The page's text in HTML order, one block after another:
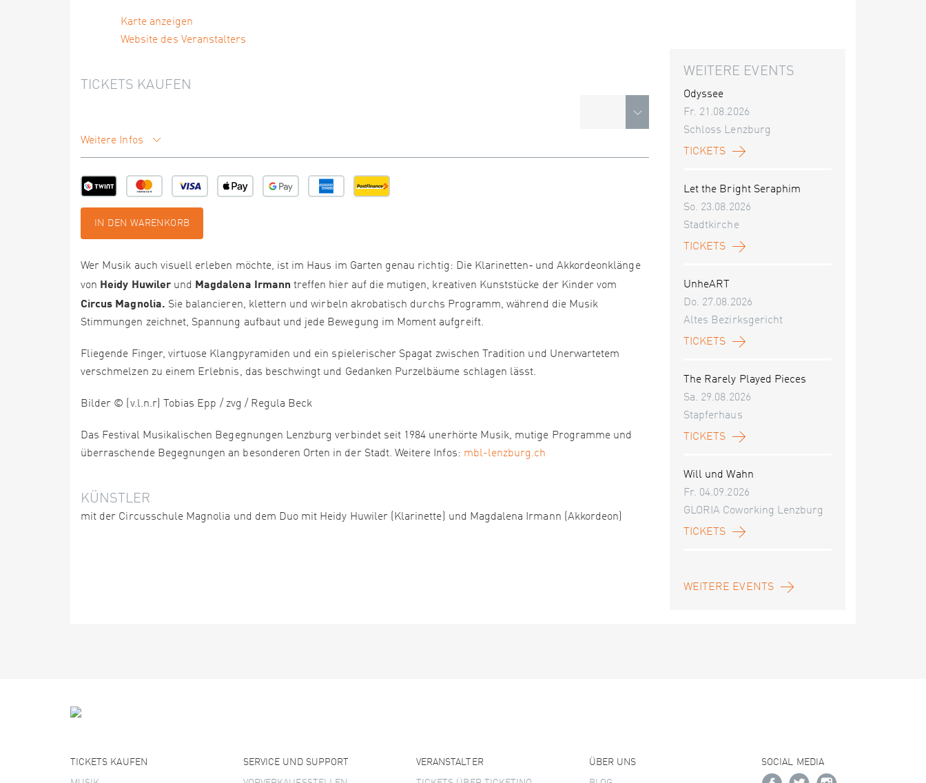
Karte anzeigen
Website des Veranstalters
TICKETS KAUFEN
Weitere Infos
IN DEN WARENKORB
Wer Musik auch visuell erleben möchte, ist im Haus im Garten genau richtig: Die Klarinetten‑ und Akkordeonklänge
von Heidy Huwiler und Magdalena Irmann treffen hier auf die mutigen, kreativen Kunststücke der Kinder vom
Circus Magnolia. Sie balancieren, klettern und wirbeln akrobatisch durchs Programm, während die Musik
Stimmungen zeichnet, Spannung aufbaut und jede Bewegung im Moment aufgreift.
Fliegende Finger, virtuose Klangpyramiden und ein spielerischer Spagat zwischen Tradition und Unerwartetem
verschmelzen zu einem Erlebnis, das beschwingt und Gedanken Purzelbäume schlagen lässt.
Bilder © (v.l.n.r) Tobias Epp / zvg / Regula Beck
Das Festival Musikalischen Begegnungen Lenzburg verbindet seit 1984 unerhörte Musik, mutige Programme und
überraschende Begegnungen an besonderen Orten in der Stadt. Weitere Infos: mbl-lenzburg.ch
KÜNSTLER
mit der Circusschule Magnolia und dem Duo mit Heidy Huwiler (Klarinette) und Magdalena Irmann (Akkordeon)
WEITERE EVENTS
Odyssee
Fr. 21.08.2026
Schloss Lenzburg
TICKETS
Let the Bright Seraphim
So. 23.08.2026
Stadtkirche
TICKETS
UnheART
Do. 27.08.2026
Altes Bezirksgericht
TICKETS
The Rarely Played Pieces
Sa. 29.08.2026
Stapferhaus
TICKETS
Will und Wahn
Fr. 04.09.2026
GLORIA Coworking Lenzburg
TICKETS
WEITERE EVENTS
TICKETS KAUFEN SERVICE UND SUPPORT VERANSTALTER ÜBER UNS SOCIAL MEDIA